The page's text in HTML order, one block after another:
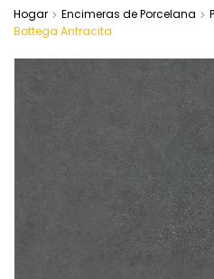
Hogar Encimeras de Porcelana
Bottega Antracita